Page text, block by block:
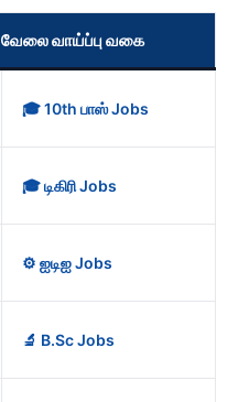
வேலை வாய்ப்பு வகை
🎓 10th பாஸ் Jobs
🎓 டிகிரி Jobs
⚙️ ஐடிஐ Jobs
🔬 B.Sc Jobs